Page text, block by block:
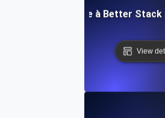
Alternative à Better Stack
View